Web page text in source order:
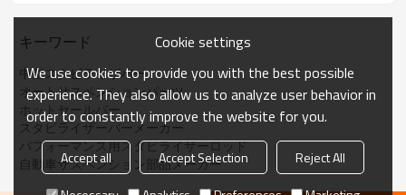
泰Yongzheng自動車部品有限公司は1998年に設立され、
旋回バー、コントロールアーム、スタビライザリンクな
どのサスペンションパーツに 特化しています。
10年以上の開発の後、今それは3,500平方メートル、110
従業員の うち25人は技術スタッフ、12人の研究開発マ
ネージャー、その他
26,000,000人民元以上の固定資産、400,000セットの年
キーワード
中空スタビライザバー
オートサスペンションパーツ
ホットセールバー
スタビライザーバーメーカー
パフォーマンス用スタビライザーロッド
自動車サスペンション部品メーカー
Cookie settings
We use cookies to provide you with the best possible
experience. They also allow us to analyze user behavior in
order to constantly improve the website for you.
Accept all Accept Selection
Reject All